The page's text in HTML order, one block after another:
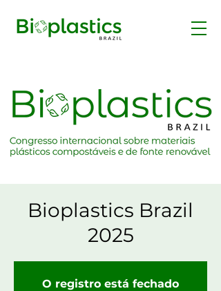
Bioplastics Brazil
2025
O registro está fechado